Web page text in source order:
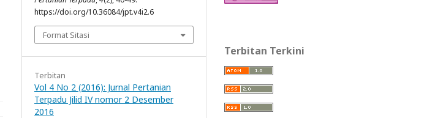
https://doi.org/10.36084/jpt.v4i2.6
Format Sitasi
Terbitan
Vol 4 No 2 (2016): Jurnal Pertanian
Terpadu Jilid IV nomor 2 Desember
2016
Terbitan Terkini